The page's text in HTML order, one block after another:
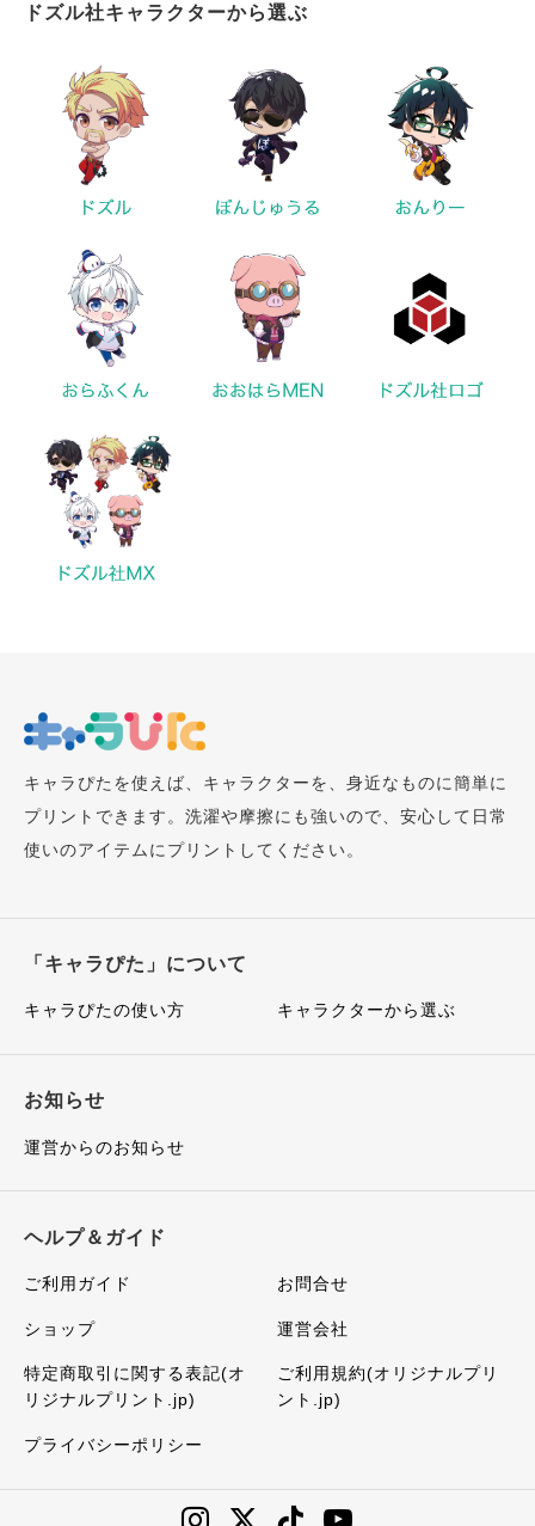
ドズル社キャラクターから選ぶ
キャラぴたを使えば、キャラクターを、身近なものに簡単に
プリントできます。洗濯や摩擦にも強いので、安心して日常
使いのアイテムにプリントしてください。
「キャラぴた」について
キャラぴたの使い方 キャラクターから選ぶ
お知らせ
運営からのお知らせ
ヘルプ＆ガイド
ご利用ガイド お問合せ
ショップ 運営会社
特定商取引に関する表記(オ
リジナルプリント.jp)
ご利用規約(オリジナルプリ
ント.jp)
プライバシーポリシー